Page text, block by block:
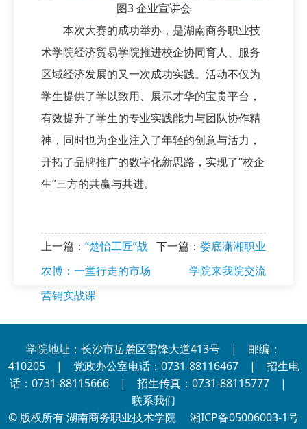
图3 企业宣讲会
本次大赛的成功举办，是湖南商务职业技
术学院经济贸易学院推进校企协同育人、服务
区域经济发展的又一次成功实践。活动不仅为
学生提供了学以致用、展示才华的宝贵平台，
有效提升了学生的专业实践能力与团队协作精
神，同时也为企业注入了年轻的创意与活力，
开拓了品牌推广的数字化新思路，实现了“校企
生”三方的共赢与共进。
上一篇： “楚怡工匠”战
农博：一堂行走的市场
营销实战课
下一篇： 娄底潇湘职业
学院来我院交流
学院地址：长沙市岳麓区雷锋大道413号 | 邮编：
410205 | 党政办公室电话：0731-88116467 | 招生电
话：0731-88115666 | 招生传真：0731-88115777 |
联系我们
© 版权所有 湖南商务职业技术学院
湘ICP备05006003-1号